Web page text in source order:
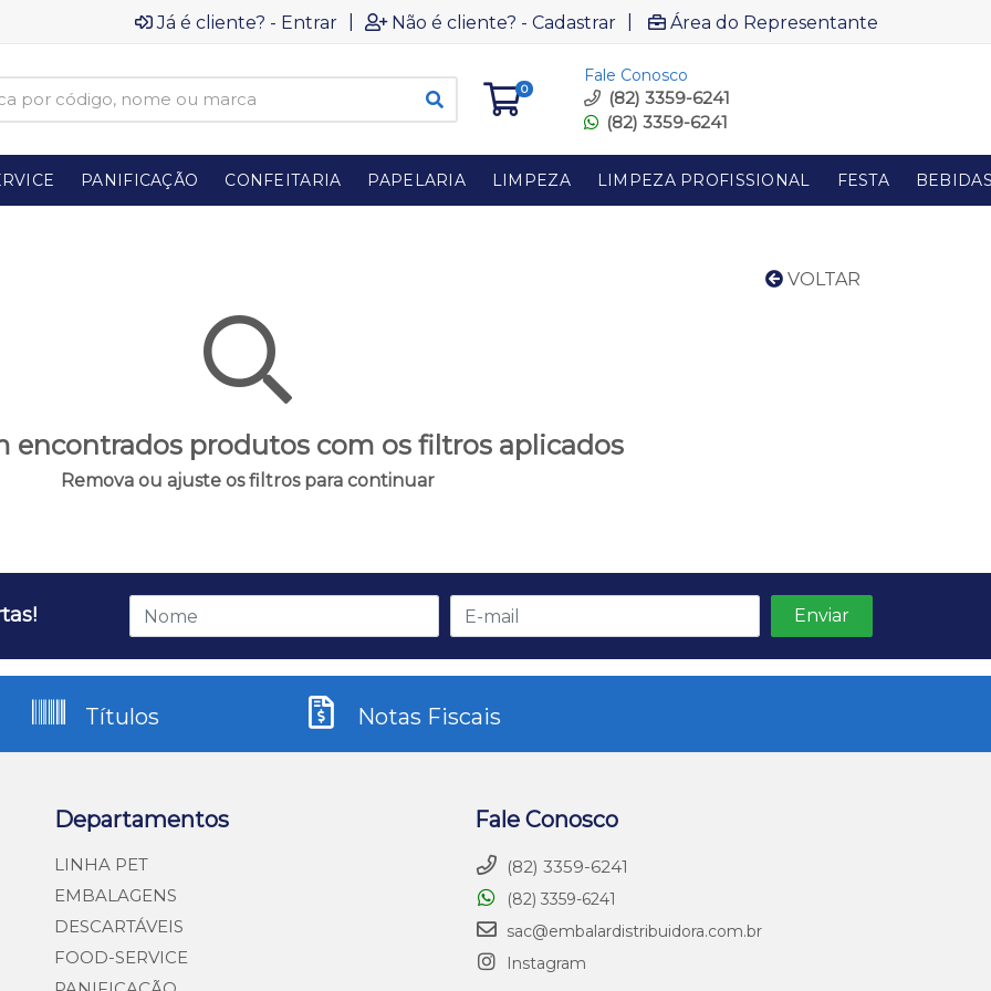
Já é cliente? - Entrar Não é cliente? - Cadastrar Área do Representante
0
Fale Conosco
(82) 3359-6241
(82) 3359-6241
PANIFICAÇÃO CONFEITARIA PAPELARIA LIMPEZA LIMPEZA PROFISSIONAL FESTA
VOLTAR
encontrados produtos com os filtros aplicados
Remova ou ajuste os filtros para continuar
Títulos Notas Fiscais
Departamentos
LINHA PET
EMBALAGENS
DESCARTÁVEIS
FOOD-SERVICE
Fale Conosco
(82) 3359-6241
(82) 3359-6241
sac@embalardistribuidora.com.br
Instagram